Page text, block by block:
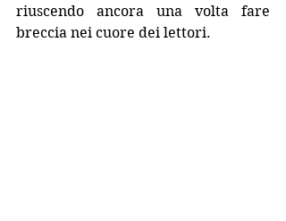
riuscendo ancora una volta fare
breccia nei cuore dei lettori.